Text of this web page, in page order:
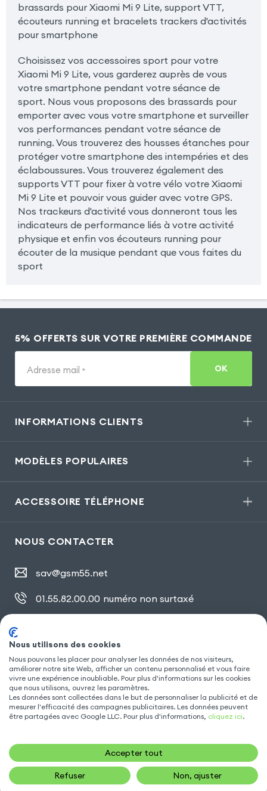
brassards pour Xiaomi Mi 9 Lite, support VTT,
écouteurs running et bracelets trackers d'activités
pour smartphone
Choisissez vos accessoires sport pour votre
Xiaomi Mi 9 Lite, vous garderez auprès de vous
votre smartphone pendant votre séance de
sport. Nous vous proposons des brassards pour
emporter avec vous votre smartphone et surveiller
vos performances pendant votre séance de
running. Vous trouverez des housses étanches pour
protéger votre smartphone des intempéries et des
éclaboussures. Vous trouverez également des
supports VTT pour fixer à votre vélo votre Xiaomi
Mi 9 Lite et pouvoir vous guider avec votre GPS.
Nos trackeurs d'activité vous donneront tous les
indicateurs de performance liés à votre activité
physique et enfin vos écouteurs running pour
écouter de la musique pendant que vous faites du
sport
5% OFFERTS SUR VOTRE PREMIÈRE COMMANDE
Adresse mail * OK
INFORMATIONS CLIENTS
MODÈLES POPULAIRES
ACCESSOIRE TÉLÉPHONE
NOUS CONTACTER
sav@gsm55.net
01.55.82.00.00 numéro non surtaxé
SUIVEZ NOUS
Nous utilisons des cookies
Nous pouvons les placer pour analyser les données de nos visiteurs,
améliorer notre site Web, afficher un contenu personnalisé et vous faire
vivre une expérience inoubliable. Pour plus d'informations sur les cookies
que nous utilisons, ouvrez les paramètres.
Les données sont collectées dans le but de personnaliser la publicité et de
mesurer l'efficacité des campagnes publicitaires. Les données peuvent
être partagées avec Google LLC. Pour plus d'informations, cliquez ici.
Accepter tout
Refuser Non, ajuster